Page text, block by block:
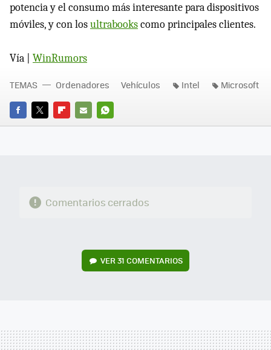
potencia y el consumo más interesante para dispositivos
móviles, y con losultrabookscomo principales clientes.
Vía | WinRumors
FACEBOOK
TWITTERFLIPBOARD
E-
WHATSAPP
TEMAS Ordenadores Vehículos Intel Microsoft
Comentarios cerrados
VER31 COMENTARIOS